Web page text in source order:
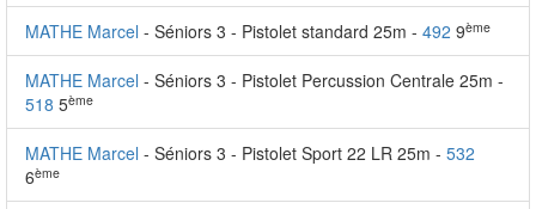
MATHE Marcel - Séniors 3 - Pistolet standard 25m - 492 9ème
MATHE Marcel - Séniors 3 - Pistolet Percussion Centrale 25m -
518 5ème
MATHE Marcel - Séniors 3 - Pistolet Sport 22 LR 25m - 532
6ème